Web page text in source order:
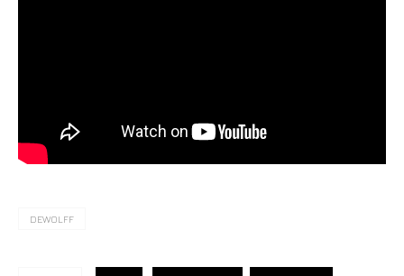
DEWOLFF